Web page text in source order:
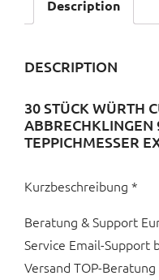
Description
DESCRIPTION
30 STÜCK WÜRTH
ABBRECHKLINGEN
TEPPICHMESSER
Kurzbeschreibung *
Beratung & Support
Service Email-Support
Versand TOP-Beratung